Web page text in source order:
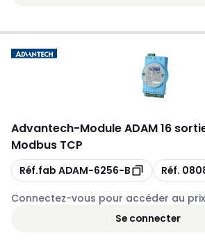
Advantech-Module ADAM 16
Modbus TCP
Copie
Réf.fab ADAM-6256-B Copie
Réf.
Connectez-vous pour accéder au
Se connecter